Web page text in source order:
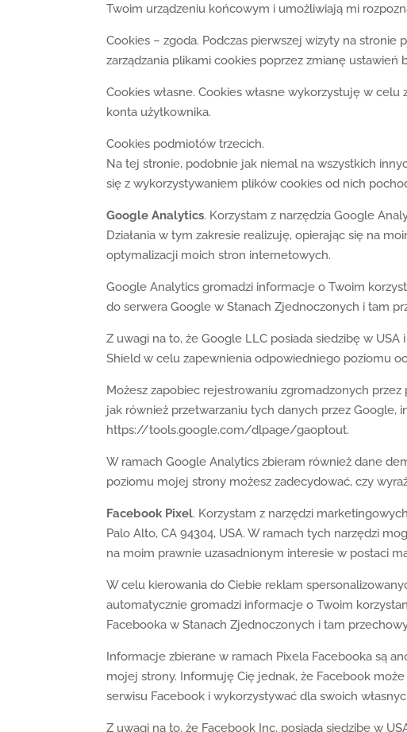
Twoim urządzeniu końcowym i umożliwiają mi
Cookies – zgoda. Podczas pierwszej wizyty na
zarządzania plikami cookies poprzez zmianę ustawień
Cookies własne. Cookies własne wykorzystuję w
konta użytkownika.
Cookies podmiotów trzecich.
Na tej stronie, podobnie jak niemal na wszystkich
się z wykorzystywaniem plików cookies od nich
Google Analytics. Korzystam z narzędzia Google
Działania w tym zakresie realizuję, opierając się na
optymalizacji moich stron internetowych.
Google Analytics gromadzi informacje o Twoim
do serwera Google w Stanach Zjednoczonych i tam
Z uwagi na to, że Google LLC posiada siedzibę w
Shield w celu zapewnienia odpowiedniego poziomu
Możesz zapobiec rejestrowaniu zgromadzonych
jak również przetwarzaniu tych danych przez Google,
https://tools.google.com/dlpage/gaoptout.
W ramach Google Analytics zbieram również dane
poziomu mojej strony możesz zadecydować, czy
Facebook Pixel. Korzystam z narzędzi
Palo Alto, CA 94304, USA. W ramach tych narzędzi
na moim prawnie uzasadnionym interesie w postaci
W celu kierowania do Ciebie reklam
automatycznie gromadzi informacje o Twoim
Facebooka w Stanach Zjednoczonych i tam
Informacje zbierane w ramach Pixela Facebooka są
mojej strony. Informuję Cię jednak, że Facebook
serwisu Facebook i wykorzystywać dla swoich
Z uwagi na to, że Facebook Inc. posiada siedzibę w